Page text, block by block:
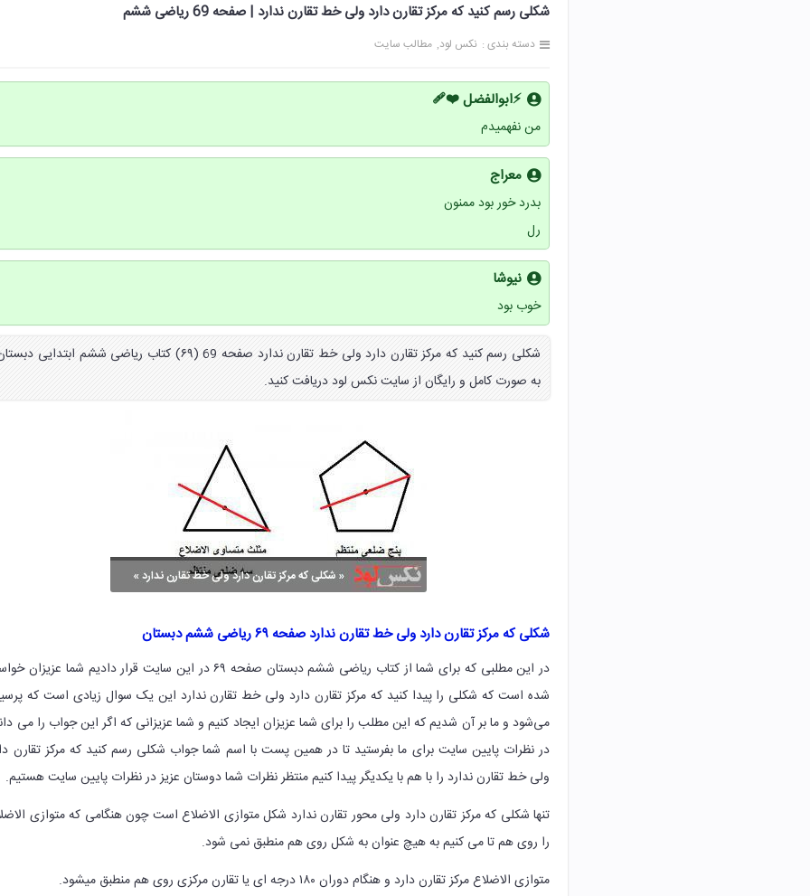
شکلی رسم کنید که مرکز تقارن دارد ولی خط تقارن ندارد | صفحه 69 ریاضی ششم
دسته بندی : نکس لود مطالب سایت
⚡ابوالفضل ❤️‍🩹
من نفهمیدم
معراج
بدرد خور بود ممنون
رل
نیوشا
خوب بود
شکلی رسم کنید که مرکز تقارن دارد ولی خط تقارن ندارد صفحه 69 (۶۹) کتاب ریاضی ششم ابتدایی
به صورت کامل و رایگان از سایت نکس لود دریافت کنید.
شکلی که مرکز تقارن دارد ولی خط تقارن ندارد صفحه ۶۹ ریاضی ششم دبستان
در این مطلبی که برای شما از کتاب ریاضی ششم دبستان صفحه ۶۹ در این سایت قرار دادیم شما عزیزان
شده است که شکلی را پیدا کنید که مرکز تقارن دارد ولی خط تقارن ندارد این یک سوال زیادی است که
می‌شود و ما بر آن شدیم که این مطلب را برای شما عزیزان ایجاد کنیم و شما عزیزانی که اگر این جواب را می
در نظرات پایین سایت برای ما بفرستید تا در همین پست با اسم شما جواب شکلی رسم کنید که مرکز تقارن
ولی خط تقارن ندارد را با هم با یکدیگر پیدا کنیم منتظر نظرات شما دوستان عزیز در نظرات پایین سایت هستیم.
تنها شکلی که مرکز تقارن دارد ولی محور تقارن ندارد شکل متوازی الاضلاع است چون هنگامی که متوازی
را روی هم تا می کنیم به هیچ عنوان به شکل روی هم منطبق نمی شود.
متوازی الاضلاع مرکز تقارن دارد و هنگام دوران ۱۸۰ درجه ای یا تقارن مرکزی روی هم منطبق میشود.